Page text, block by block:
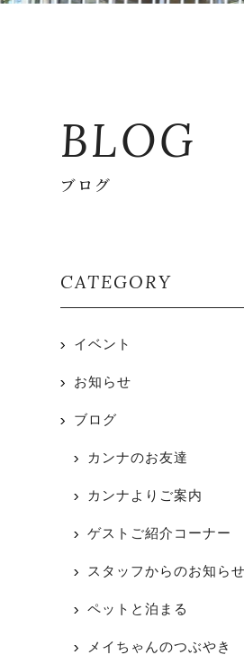
BLOG
ブログ
CATEGORY
イベント
お知らせ
ブログ
カンナのお友達
カンナよりご案内
ゲストご紹介コーナー
スタッフからのお知らせ
ペットと泊まる
メイちゃんのつぶやき